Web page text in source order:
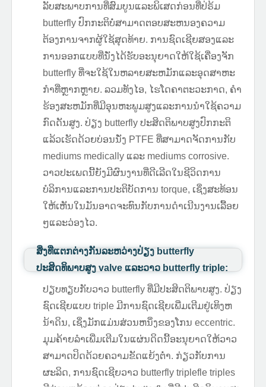
ລັບສະພາບການທີ່ສົມບູນແລະພິເສດກ່ອນທີ່ປ່ຣ້ມ
butterfly ປົກກະຕິບໍ່ສາມາດຕອບສະຫນອງຄວາມ
ຕ້ອງການຈາກຜູ້ໃຊ້ສຸດທ້າຍ. ການຊົດເຊີຍສອງແລະ
ການອອກແບບທີ່ນັ່ງໄດ້ຮັບອະນຸຍາດໃຫ້ໃຊ້ເຄື່ອງຈັກ
butterfly ທີ່ຈະໃຊ້ໃນຫລາຍສະຫມັກແລະອຸດສາຫະ
ກໍາທີ່ຫຼາກຫຼາຍ. ລວມທັງໄອ, ໄຮໂດຄາຕະວະກາດ, ຄໍາ
ຮ້ອງສະຫມັກທີ່ມີອຸນຫະພູມສູງແລະການນໍາໃຊ້ຄວາມ
ກົດດັນສູງ. ປ່ຽງ butterfly ປະສິດຕິພາບສູງປົກກະຕິ
ແລ້ວເຮັດດ້ວຍບ່ອນນັ່ງ PTFE ທີ່ສາມາດຈັດການກັບ
mediums medically ແລະ mediums corrosive.
ວາວປະເພດນີ້ຍັງມີຜົນງານທີ່ດີເລີດໃນຊີວິດການ
ບໍລິການແລະການປະຕິບັດການ torque, ເຊິ່ງສະທ້ອນ
ໃຫ້ເຫັນໃນມັນອາດຈະທົນກັບການດໍາເນີນງານເລື້ອຍ
ໆແລະວ່ອງໄວ.
ສິ່ງທີ່ແຕກຕ່າງກັນລະຫວ່າງປ່ຽງ butterfly
ປະສິດທິພາບສູງ valve ແລະວາວ butterfly triple:
ປຽບທຽບກັບວາວ butterfly ທີ່ມີປະສິດຕິພາບສູງ. ປ່ຽງ
ຊົດເຊີຍແບບ triple ມີການຊົດເຊີຍເພີ່ມເຕີມຢູ່ເທິງຫ
ນ້າດິນ, ເຊິ່ງມັກແມ່ນສ່ວນຫນຶ່ງຂອງໂກນ eccentric.
ມຸມຄ້າຍລໍາເພີ່ມເຕີມໃນແຜ່ນດິດນີ້ອະນຸຍາດໃຫ້ວາວ
ສາມາດປິດດ້ວຍຄວາມຂັດແຍ້ງຕ່ໍາ. ກ່ຽວກັບການ
ຜະລິດ, ການຊົດເຊີຍວາວ butterfly triplefle triples